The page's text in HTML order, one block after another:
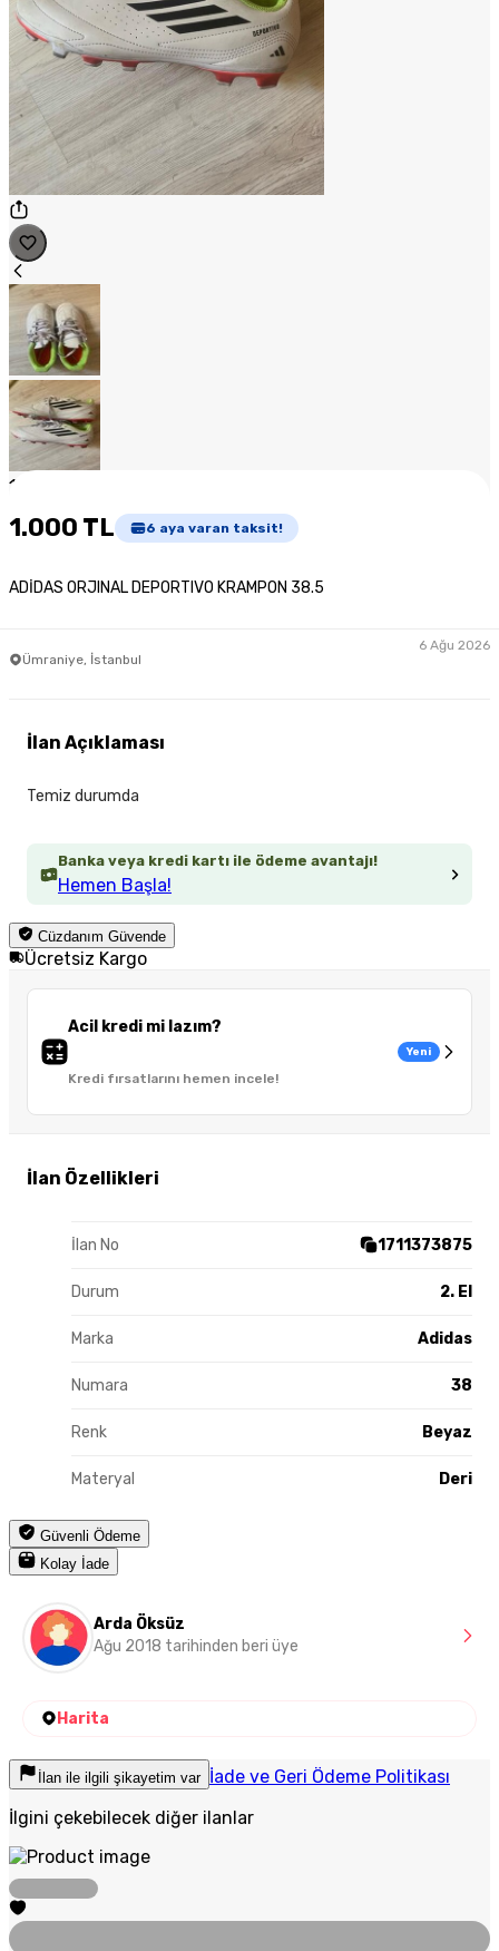
1
1.000 TL 6 aya varan taksit!
ADİDAS ORJINAL DEPORTIVO KRAMPON 38.5
Ümraniye, İstanbul
6 Ağu 2026
Banka veya kredi kartı ile ödeme avantajı!
Hemen Başla!
Cüzdanım Güvende
Ücretsiz Kargo
Acil kredi mi lazım?
Kredi fırsatlarını hemen incele!
Yeni
İlan Özellikleri
İlan No 1711373875
Durum 2. El
Marka Adidas
Numara 38
Renk Beyaz
Materyal Deri
Güvenli Ödeme
Kolay İade
İlan Açıklaması
Temiz durumda
Arda Öksüz
Ağu 2018 tarihinden beri üye
Harita
İlan ile ilgili şikayetim var İade ve Geri Ödeme Politikası
İlgini çekebilecek diğer ilanlar